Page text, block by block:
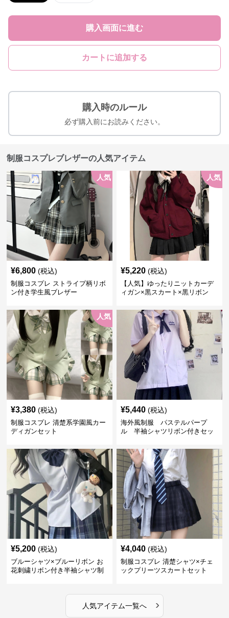
購入画面に進む
カートに追加する
購入時のルール
必ず購入前にお読みください。
制服コスプレブレザーの人気アイテム
人気
¥6,800 (税込)
制服コスプレ ストライプ柄リボ
ン付き学生風ブレザー
人気
¥5,220 (税込)
【人気】ゆったりニットカーデ
ィガン×黒スカート×黒リボン
人気
¥3,380 (税込)
制服コスプレ 清楚系学園風カー
ディガンセット
¥5,440 (税込)
海外風制服 パステルパープ
ル 半袖シャツリボン付きセッ
¥5,200 (税込)
ブルーシャツ×ブルーリボン お
花刺繍リボン付き半袖シャツ制
¥4,040 (税込)
制服コスプレ 清楚シャツ×チェ
ックプリーツスカートセット
人気アイテム一覧へ ›